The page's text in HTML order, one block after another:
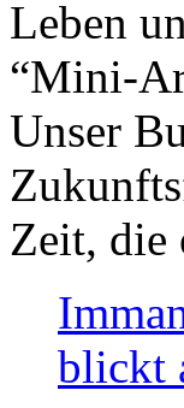
Leben
“Mini-
Unser
Zeit, die
blickt